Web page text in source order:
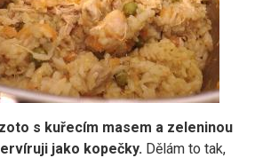
s kuřecím masem a zeleninou
jako kopečky. Dělám to tak,